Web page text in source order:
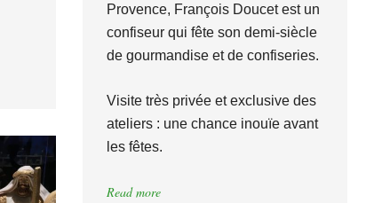
Provence, François Doucet est un
confiseur qui fête son demi-siècle
de gourmandise et de confiseries.
Visite très privée et exclusive des
ateliers : une chance inouïe avant
les fêtes.
Read more